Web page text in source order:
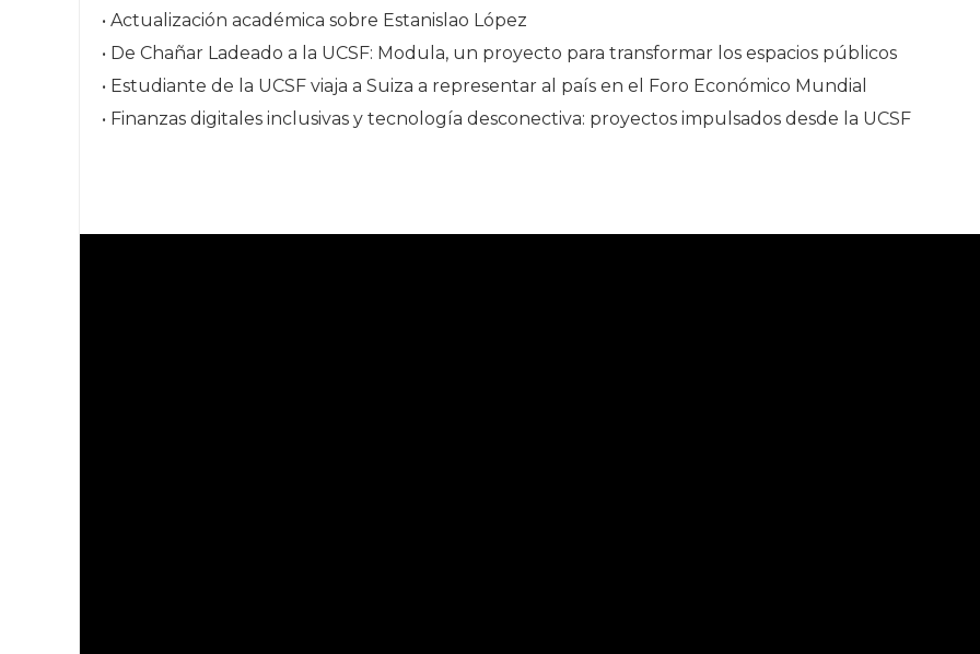
• Actualización académica sobre Estanislao López
• De Chañar Ladeado a la UCSF: Modula, un proyecto para transformar los espacios públicos
• Estudiante de la UCSF viaja a Suiza a representar al país en el Foro Económico Mundial
• Finanzas digitales inclusivas y tecnología desconectiva: proyectos impulsados desde la UCSF